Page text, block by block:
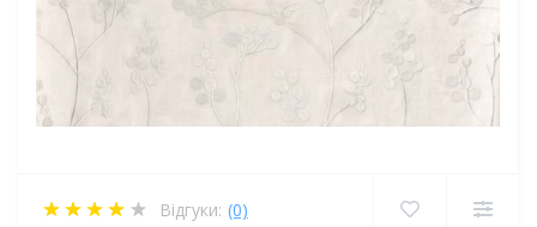
Відгуки: (0)